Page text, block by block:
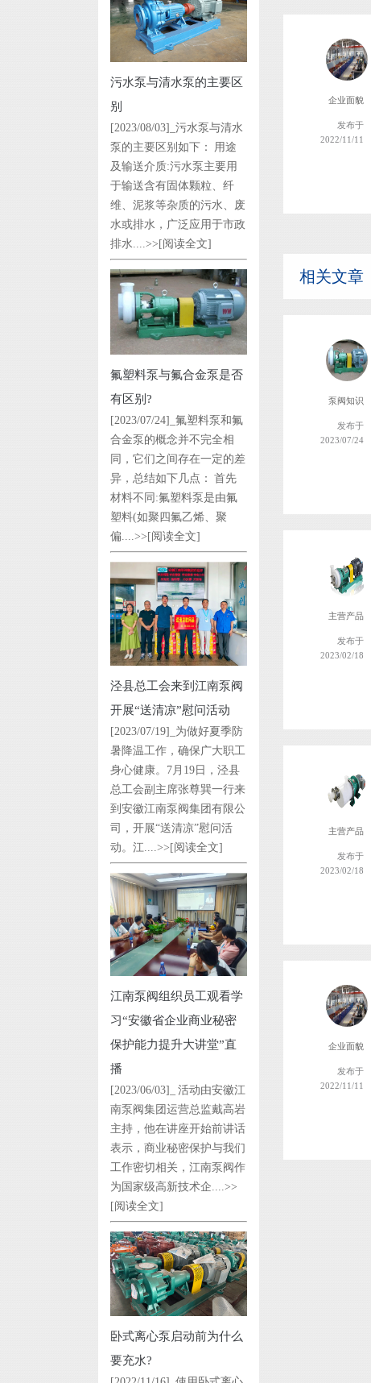
污水泵与清水泵的主要区
别
[2023/08/03]_污水泵与清水
泵的主要区别如下： 用途
及输送介质:污水泵主要用
于输送含有固体颗粒、纤
维、泥浆等杂质的污水、废
水或排水，广泛应用于市政
排水....>> [阅读全文]
氟塑料泵与氟合金泵是否
有区别?
[2023/07/24]_氟塑料泵和氟
合金泵的概念并不完全相
同，它们之间存在一定的差
异，总结如下几点： 首先
材料不同:氟塑料泵是由氟
塑料(如聚四氟乙烯、聚
偏....>> [阅读全文]
泾县总工会来到江南泵阀
开展“送清凉”慰问活动
[2023/07/19]_为做好夏季防
暑降温工作，确保广大职工
身心健康。7月19日，泾县
总工会副主席张尊巽一行来
到安徽江南泵阀集团有限公
司，开展“送清凉”慰问活
动。江....>>[阅读全文]
江南泵阀组织员工观看学
习“安徽省企业商业秘密
保护能力提升大讲堂”直
播
[2023/06/03]_ 活动由安徽江
南泵阀集团运营总监戴高岩
主持，他在讲座开始前讲话
表示，商业秘密保护与我们
工作密切相关，江南泵阀作
为国家级高新技术企....>>
[阅读全文]
卧式离心泵启动前为什么
要充水?
企业面貌
发布于
2022/11/11
相关文章
泵阀知识
发布于
2023/07/24
主营产品
发布于
2023/02/18
主营产品
发布于
2023/02/18
企业面貌
发布于
2022/11/11